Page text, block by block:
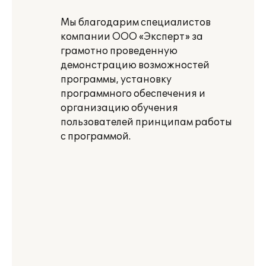
Мы благодарим специалистов
компании ООО «Эксперт» за
грамотно проведенную
демонстрацию возможностей
программы, установку
программного обеспечения и
организацию обучения
пользователей принципам работы
с программой.